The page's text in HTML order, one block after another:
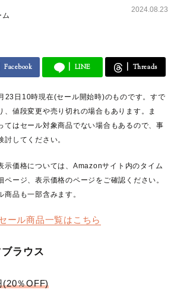
2024.08.23
Facebook LINE Threads
日10時現在(セール開始時)のものです。すで
、値段変更や売り切れの場合もあります。ま
てはセール対象商品でない場合もあるので、事
してください。
示価格については、Amazonサイト内のタイム
ージ、表示価格のページをご確認ください。
品も一部含みます。
ル商品一覧はこちら
ラウス
(20％OFF)